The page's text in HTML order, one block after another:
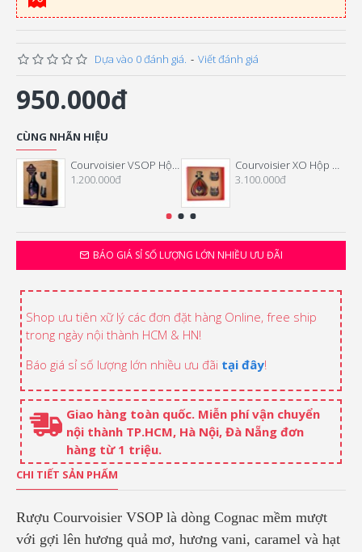
Dựa vào 0 đánh giá. - Viết đánh giá
950.000đ
BÁO GIÁ SỈ SỐ LƯỢNG LỚN NHIỀU ƯU ĐÃI
CÙNG NHÃN HIỆU
Courvoisier VSOP Hộp Quà Tết
1.200.000đ
Courvoisier XO Hộp Quà Tết
3.100.000đ
Shop ưu tiên xữ lý các đơn đặt hàng Online, free ship
trong ngày nội thành HCM & HN!
Báo giá sỉ số lượng lớn nhiều ưu đãi tại đây!
Giao hàng toàn quốc. Miễn phí vận chuyển
nội thành TP.HCM, Hà Nội, Đà Nẵng đơn
hàng từ 1 triệu.
CHI TIẾT SẢN PHẨM
Rượu Courvoisier VSOP là dòng Cognac mềm mượt
với gợi lên hương quả mơ, hương vani, caramel và hạt